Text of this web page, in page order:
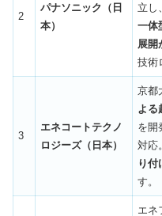
2
パナソニック（日
本）
立し
一体
展開
技術
3
エネコートテクノ
ロジーズ（日本）
京都
よる
を開
対応
り付
す。
エネ